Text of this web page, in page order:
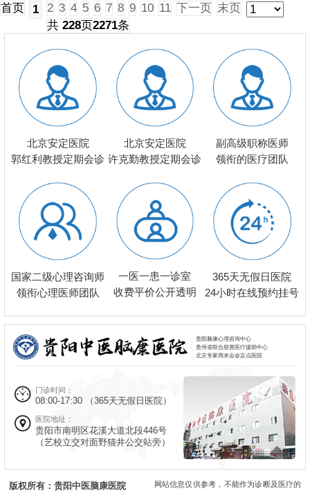
首页 1 2 3 4 5 6 7 8 9 10 11 下一页 末页
共 228页2271条
北京安定医院
郭红利教授定期会诊
北京安定医院
许克勤教授定期会诊
副高级职称医师
领衔的医疗团队
国家二级心理咨询师
领衔心理医师团队
一医一患一诊室
收费平价公开透明
365天无假日医院
24小时在线预约挂号
贵阳脑康心理咨询中心
贵州省联合慈善医疗援助中心
北京专家周末会诊定点医院
门诊时间：
08:00-17:30 （365天无假日医院）
医院地址：
贵阳市南明区花溪大道北段446号
（艺校立交对面野猫井公交站旁）
版权所有：贵阳中医脑康医院
网站信息仅供参考，不能作为诊断及医疗的